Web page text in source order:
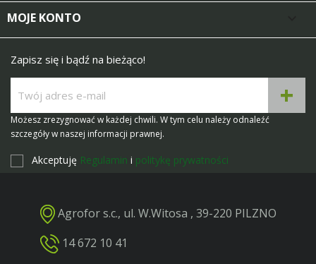
MOJE KONTO
Zapisz się i bądź na bieżąco!
Możesz zrezygnować w każdej chwili. W tym celu należy odnaleźć
szczegóły w naszej informacji prawnej.
Akceptuję Regulamin i politykę prywatności
Agrofor s.c., ul. W.Witosa , 39-220 PILZNO
14 672 10 41